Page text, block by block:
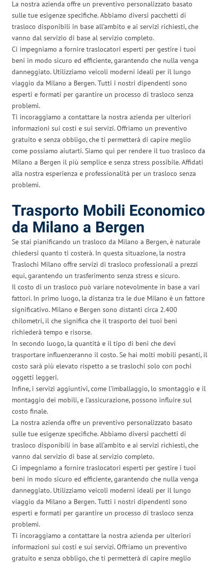
La nostra azienda offre un preventivo personalizzato basato
sulle tue esigenze specifiche. Abbiamo diversi pacchetti di
trasloco disponibili in base all’ambito e ai servizi richiesti, che
vanno dal servizio di base al servizio completo.
Ci impegniamo a fornire traslocatori esperti per gestire i tuoi
beni in modo sicuro ed efficiente, garantendo che nulla venga
danneggiato. Utilizziamo veicoli moderni ideali per il lungo
viaggio da Milano a Bergen. Tutti i nostri dipendenti sono
esperti e formati per garantire un processo di trasloco senza
problemi.
Ti incoraggiamo a contattare la nostra azienda per ulteriori
informazioni sui costi e sui servizi. Offriamo un preventivo
gratuito e senza obbligo, che ti permetterà di capire meglio
come possiamo aiutarti. Siamo qui per rendere il tuo trasloco da
Milano a Bergen il più semplice e senza stress possibile. Affidati
alla nostra esperienza e professionalità per un trasloco senza
problemi.
Trasporto Mobili Economico
da Milano a Bergen
Se stai pianificando un trasloco da Milano a Bergen, è naturale
chiedersi quanto ti costerà. In questa situazione, la nostra
Traslochi Milano offre servizi di trasloco professionali a prezzi
equi, garantendo un trasferimento senza stress e sicuro.
Il costo di un trasloco può variare notevolmente in base a vari
fattori. In primo luogo, la distanza tra le due Milano è un fattore
significativo. Milano e Bergen sono distanti circa 2.400
chilometri, il che significa che il trasporto dei tuoi beni
richiederà tempo e risorse.
In secondo luogo, la quantità e il tipo di beni che devi
trasportare influenzeranno il costo. Se hai molti mobili pesanti, il
costo sarà più elevato rispetto a se traslochi solo con pochi
oggetti leggeri.
Infine, i servizi aggiuntivi, come l’imballaggio, lo smontaggio e il
montaggio dei mobili, e l’assicurazione, possono influire sul
costo finale.
La nostra azienda offre un preventivo personalizzato basato
sulle tue esigenze specifiche. Abbiamo diversi pacchetti di
trasloco disponibili in base all’ambito e ai servizi richiesti, che
vanno dal servizio di base al servizio completo.
Ci impegniamo a fornire traslocatori esperti per gestire i tuoi
beni in modo sicuro ed efficiente, garantendo che nulla venga
danneggiato. Utilizziamo veicoli moderni ideali per il lungo
viaggio da Milano a Bergen. Tutti i nostri dipendenti sono
esperti e formati per garantire un processo di trasloco senza
problemi.
Ti incoraggiamo a contattare la nostra azienda per ulteriori
informazioni sui costi e sui servizi. Offriamo un preventivo
gratuito e senza obbligo, che ti permetterà di capire meglio